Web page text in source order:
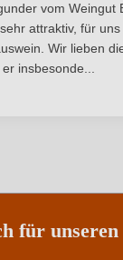
Ich habe mein
vom Weingut
attraktiv, für
Wir lieben
insbesonde...
für